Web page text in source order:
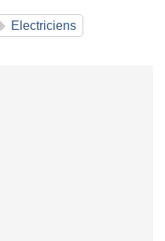
Electriciens